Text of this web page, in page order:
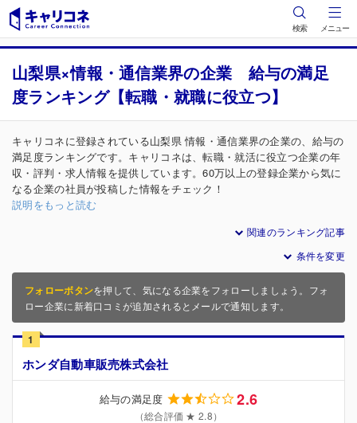
検索 メニュー
山梨県×情報・通信業界の企業 給与の満足
度ランキング【転職・就職に役立つ】
キャリコネに登録されている山梨県 情報・通信業界の企業の、給与の
満足度ランキングです。キャリコネは、転職・就活に役立つ企業の年
収・評判・求人情報を提供しています。60万以上の登録企業から気に
なる企業の社員が投稿した情報をチェック！
説明をもっと読む
関連のランキング記事
条件を変更
フォローボタンを押して、気になる企業をフォローしましょう。フォ
ロー企業に新着口コミが追加されるとメールで通知します。
1
ホンダ自動車販売株式会社
給与の満足度 2.6
（総合評価 ★ 2.8）